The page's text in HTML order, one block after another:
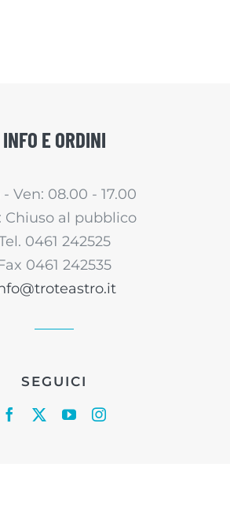
INFO E ORDINI
Ven: 08.00 - 17.00
Chiuso al pubblico
0461 242525
0461 242535
SEGUICI